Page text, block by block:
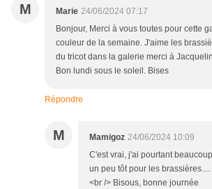
M Marie 24/06/2024 07:17
Bonjour, Merci à vous toutes pour cette
couleur de la semaine. J'aime les
du tricot dans la galerie merci à
Bon lundi sous le soleil. Bises
Répondre
M Mamigoz 24/06/2024 10:09
C'est vrai, j'ai pourtant
un peu tôt pour les
<br /> Bisous, bonne journée